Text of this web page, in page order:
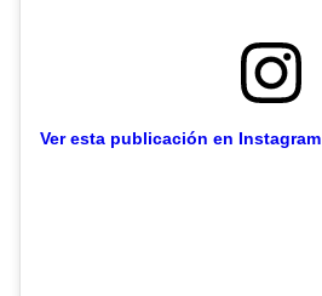
Ver esta publicación en Instagram